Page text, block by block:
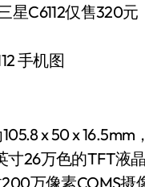
手机图
x 50 x 16.5mm
寸26万色的TFT液
万像素COMS摄